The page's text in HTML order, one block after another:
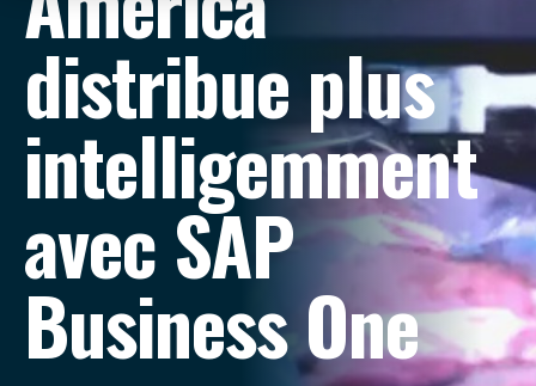
distribue plus
intelligemment
avec SAP
Business One